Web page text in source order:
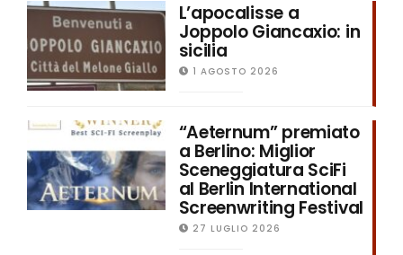
L’apocalisse a
Joppolo Giancaxio: in
sicilia
1 AGOSTO 2026
“Aeternum” premiato
a Berlino: Miglior
Sceneggiatura SciFi
al Berlin International
Screenwriting Festival
27 LUGLIO 2026